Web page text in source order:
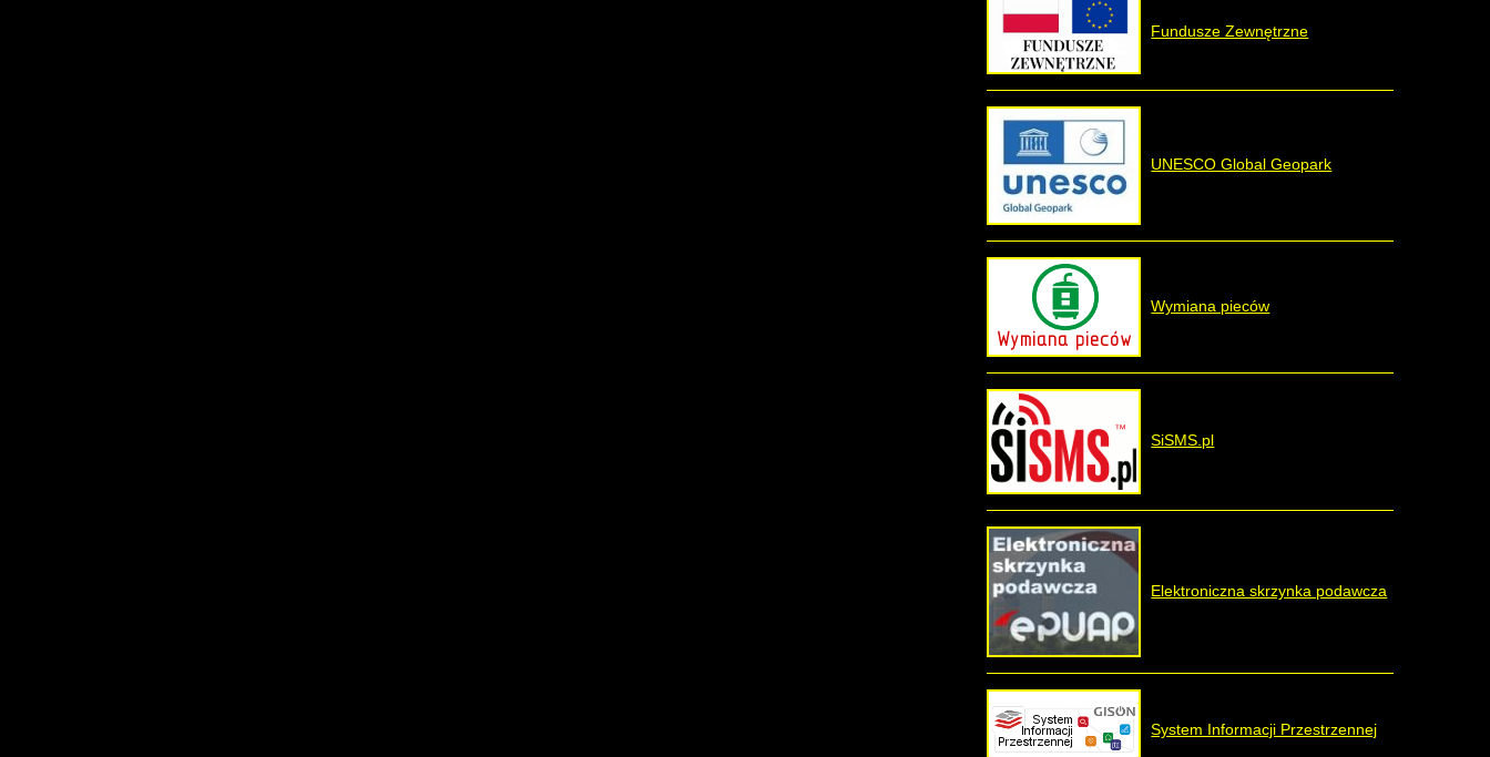
Fundusze Zewnętrzne
UNESCO Global Geopark
Wymiana pieców
SiSMS.pl
Elektroniczna skrzynka podawcza
System Informacji Przestrzennej